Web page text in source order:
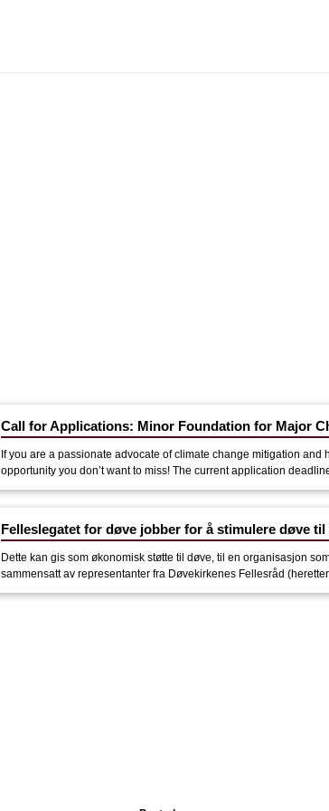
Call for Applications: Minor Foundation for Major
If you are a passionate advocate of climate change mitigation
opportunity you don’t want to miss! The current application
Felleslegatet for døve jobber for å stimulere døve
Dette kan gis som økonomisk støtte til døve, til en organisasjon
sammensatt av representanter fra Døvekirkenes Fellesråd